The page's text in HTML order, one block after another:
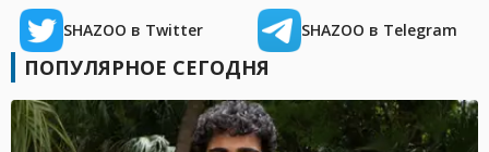
SHAZOO в Twitter SHAZOO в Telegram
ПОПУЛЯРНОЕ СЕГОДНЯ